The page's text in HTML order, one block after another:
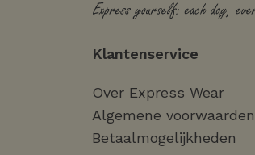
Klantenservice
Over Express Wear
Algemene voorwaarden
Betaalmogelijkheden